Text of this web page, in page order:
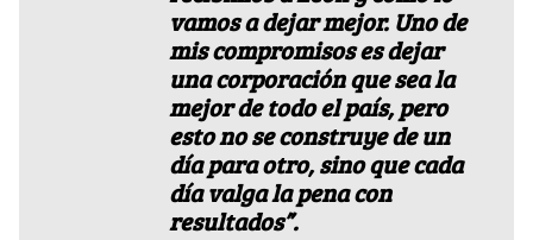
vamos a dejar mejor. Uno de
mis compromisos es dejar
una corporación que sea la
mejor de todo el país, pero
esto no se construye de un
día para otro, sino que cada
día valga la pena con
resultados”.